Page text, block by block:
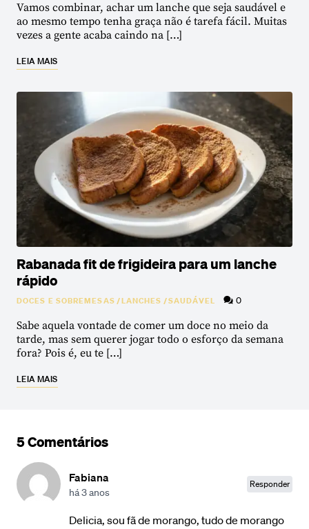
Vamos combinar, achar um lanche que seja saudável e
ao mesmo tempo tenha graça não é tarefa fácil. Muitas
vezes a gente acaba caindo na […]
LEIA MAIS
Rabanada fit de frigideira para um lanche
rápido
DOCES E SOBREMESAS/LANCHES /SAUDÁVEL 0
Sabe aquela vontade de comer um doce no meio da
tarde, mas sem querer jogar todo o esforço da semana
fora? Pois é, eu te […]
LEIA MAIS
5 Comentários
Fabiana
há 3 anos
Responder
Delicia, sou fã de morango, tudo de morango